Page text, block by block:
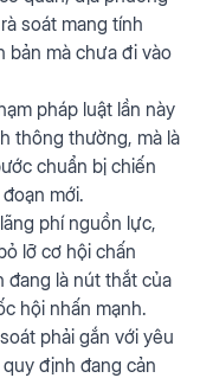
soát mang tính
bản mà chưa đi vào
pháp luật lần này
thông thường, mà là
chuẩn bị chiến
mới.
phí nguồn lực,
lỡ cơ hội chấn
là nút thắt của
hội nhấn mạnh.
phải gắn với yêu
định đang cản